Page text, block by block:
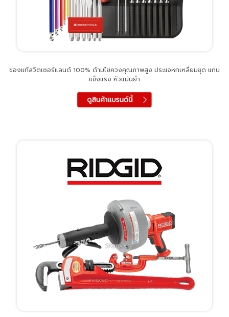
ของแท้สวิตเซอร์แลนด์ 100% ด้ามไขควงคุณภาพสูง ประแจหกเหลี่ยมชุด แกน
แข็งแรง หัวแม่นยำ